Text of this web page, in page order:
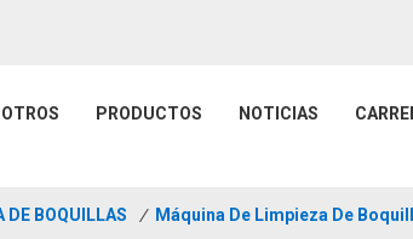
PRODUCTOS NOTICIAS
DE BOQUILLAS / Máquina De Limpieza De